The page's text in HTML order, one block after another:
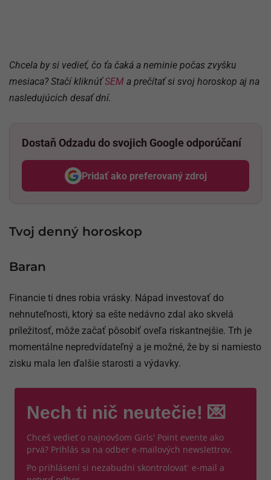
Chcela by si vedieť, čo ťa čaká a neminie počas zvyšku
mesiaca? Stačí kliknúťSEM a prečítať si svoj horoskop aj na
nasledujúcich desať dní.
Dostaň Odzadu do svojich Google odporúčaní
Pridať ako preferovaný zdroj
Odzadu, odkaz sa otvorí v
Tvoj denný horoskop
Baran
Financie ti dnes robia vrásky. Nápad investovať do
nehnuteľnosti, ktorý sa ešte nedávno zdal ako skvelá
príležitosť, môže začať pôsobiť oveľa riskantnejšie. Trh je
momentálne nepredvídateľný a je možné, že by si namiesto
zisku mala len ďalšie starosti a výdavky.
Nech ti nič neutečie! 💌
Chceš vedieť o najnovšom Girls' Point evente ako
prvá? Prihlás sa na odber e-mailových newslettrov.
Po prihlásení si nezabudni skontrolovať e-mail a